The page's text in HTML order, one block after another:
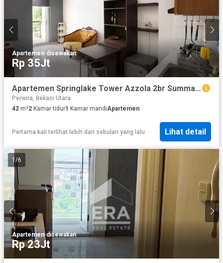
Apartemen·disewakan
Rp 35Jt
Apartemen Springlake Tower Azzola 2br Summarecon Bekasi
Perwira, Bekasi Utara
42 m²2 Kamar tidur1 Kamar mandiApartemen
Pertama kali terlihat lebih dari sebulan yang lalu Lihat detail
1/6
Apartemen·disewakan
Rp 23Jt